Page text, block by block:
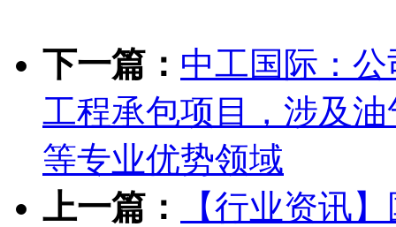
下一篇： 中工国际：
工程承包项目，涉及
等专业优势领域
上一篇：
【行业资讯